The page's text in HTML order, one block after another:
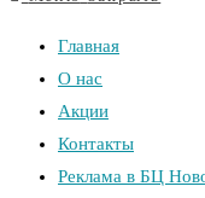
Главная
О нас
Акции
Контакты
Реклама в БЦ